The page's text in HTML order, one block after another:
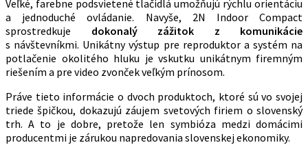
Veľké, farebne podsvietené tlačidlá umožňujú rýchlu orientáciu
a jednoduché ovládanie. Navyše, 2N Indoor Compact
sprostredkuje dokonalý zážitok z komunikácie
s návštevníkmi. Unikátny výstup pre reproduktor a systém na
potlačenie okolitého hluku je vskutku unikátnym firemným
riešením a pre video zvonček veľkým prínosom.
Práve tieto informácie o dvoch produktoch, ktoré sú vo svojej
triede špičkou, dokazujú záujem svetových firiem o slovenský
trh. A to je dobre, pretože len symbióza medzi domácimi
producentmi je zárukou napredovania slovenskej ekonomiky.